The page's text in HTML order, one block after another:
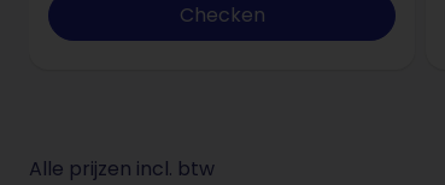
Checken
Alle prijzen incl. btw